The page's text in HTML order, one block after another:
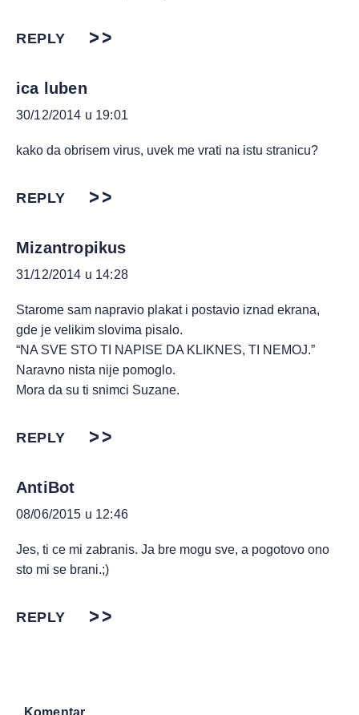
REPLY
ica luben
30/12/2014 u 19:01
kako da obrisem virus, uvek me vrati na istu stranicu?
REPLY
Mizantropikus
31/12/2014 u 14:28
Starome sam napravio plakat i postavio iznad ekrana,
gde je velikim slovima pisalo.
“NA SVE STO TI NAPISE DA KLIKNES, TI NEMOJ.”
Naravno nista nije pomoglo.
Mora da su ti snimci Suzane.
REPLY
AntiBot
08/06/2015 u 12:46
Jes, ti ce mi zabranis. Ja bre mogu sve, a pogotovo ono
sto mi se brani.;)
REPLY
Komentar